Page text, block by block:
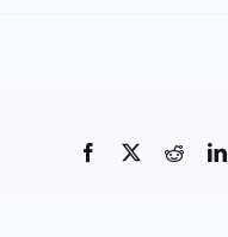
Facebook Reddit